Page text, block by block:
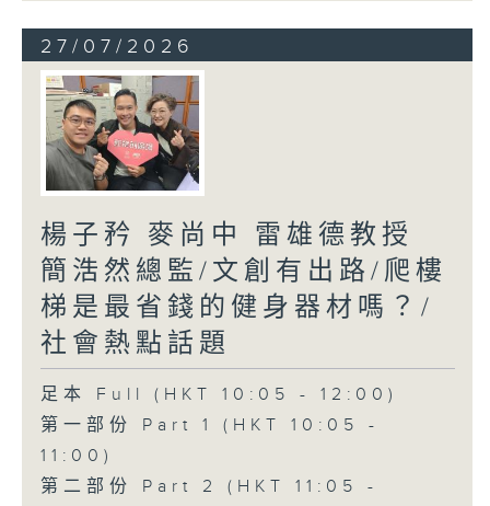
27/07/2026
楊子矜 麥尚中 雷雄德教授
簡浩然總監/文創有出路/爬樓
梯是最省錢的健身器材嗎？/
社會熱點話題
足本 Full (HKT 10:05 - 12:00)
第一部份 Part 1 (HKT 10:05 -
11:00)
第二部份 Part 2 (HKT 11:05 -